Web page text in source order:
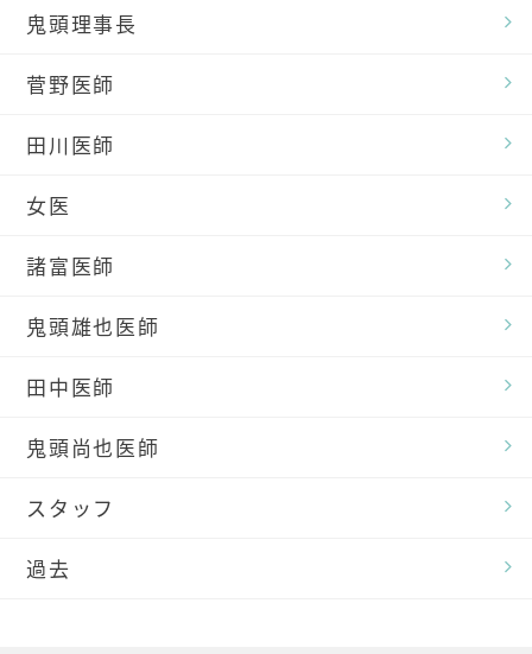
鬼頭理事長
菅野医師
田川医師
女医
諸富医師
鬼頭雄也医師
田中医師
鬼頭尚也医師
スタッフ
過去